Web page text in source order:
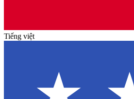
Tiếng việt